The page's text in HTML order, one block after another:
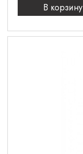
В корзину